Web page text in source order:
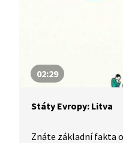
02:29
Státy Evropy: Litva
Znáte základní fakta